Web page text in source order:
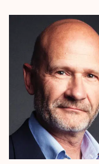
Science et
Société
Géopolitique
Le magazine
Vidéos &